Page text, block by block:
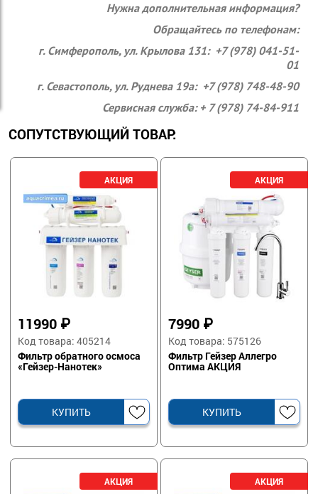
Нужна дополнительная информация?
Обращайтесь по телефонам:
г. Симферополь, ул. Крылова 131: +7 (978) 041-51-
01
г. Севастополь, ул. Руднева 19а: +7 (978) 748-48-90
Сервисная служба: + 7 (978) 74-84-911
СОПУТСТВУЮЩИЙ ТОВАР:
11990 ₽
Код товара: 405214
Фильтр обратного осмоса
«Гейзер-Нанотек»
КУПИТЬ
7990 ₽
Код товара: 575126
Фильтр Гейзер Аллегро
Оптима АКЦИЯ
КУПИТЬ